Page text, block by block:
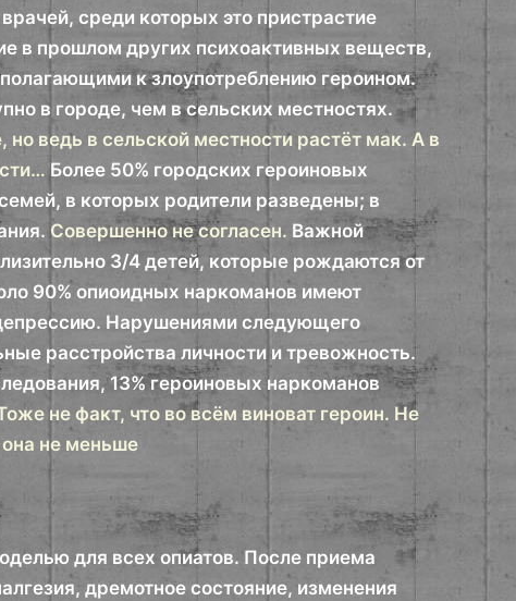
среди которых это пристрастие
в прошлом других психоактивных веществ,
к злоупотреблению героином.
в городе, чем в сельских местностях.
ведь в сельской местности растёт мак. А в
Более 50% городских героиновых
в которых родители разведены; в
Совершенно не согласен. Важной
3/4 детей, которые рождаются от
90% опиоидных наркоманов имеют
Нарушениями следующего
расстройства личности и тревожность.
13% героиновых наркоманов
не факт, что во всём виноват героин. Не
она не меньше
для всех опиатов. После приема
дремотное состояние, изменения